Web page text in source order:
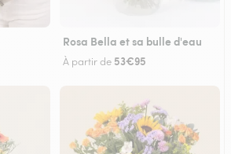
Rosa Bella et sa bulle d'eau
À partir de 53€95